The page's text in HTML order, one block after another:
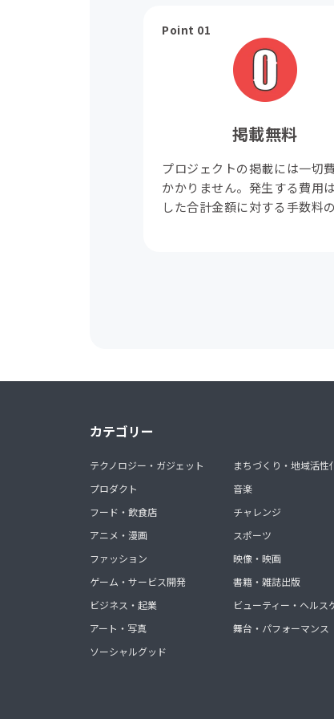
Point 01
掲載無料
プロジェクトの掲載には一切
かかりません。発生する費用
した合計金額に対する手数料の
カテゴリー
テクノロジー・ガジェット
プロダクト
フード・飲食店
アニメ・漫画
ファッション
ゲーム・サービス開発
ビジネス・起業
アート・写真
ソーシャルグッド
まちづくり・地域活性
音楽
チャレンジ
スポーツ
映像・映画
書籍・雑誌出版
ビューティー・ヘルス
舞台・パフォーマンス